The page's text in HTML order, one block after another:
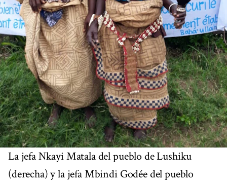
La jefa Nkayi Matala del pueblo de Lushiku
(derecha) y la jefa Mbindi Godée del pueblo